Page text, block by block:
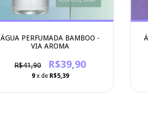
ÁGUA PERFUMADA BAMBOO -
VIA AROMA
R$41,90 R$39,90
9 x de R$5,39